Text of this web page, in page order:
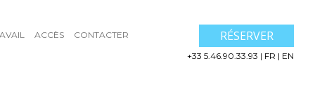
ACCÈS CONTACTER RÉSERVER
+33 5.46.90.33.93 | FR | EN